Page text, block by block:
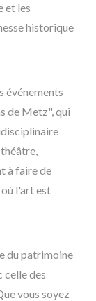
et les
historique
événements
de Metz", qui
à faire de
l'art est
du patrimoine
des
vous soyez